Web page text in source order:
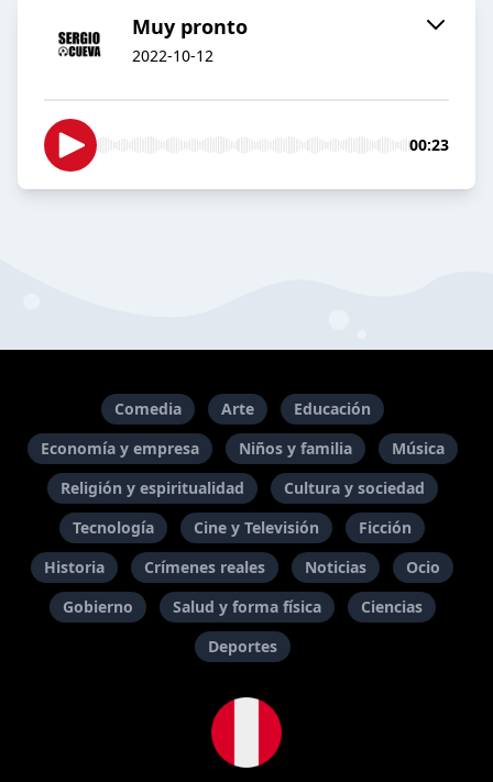
Muy pronto
2022-10-12
00:23
Comedia Arte
Educación
Economía y empresa
Niños y familia
Música
Religión y espiritualidad
Cultura y sociedad
Tecnología
Cine y Televisión
Ficción
Historia
Crímenes reales Noticias
Ocio
Gobierno
Salud y forma física
Ciencias
Deportes